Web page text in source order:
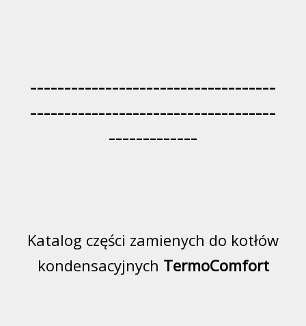
------------------------------------
------------------------------------
-------------
Katalog części zamienych do kotłów
kondensacyjnych TermoComfort